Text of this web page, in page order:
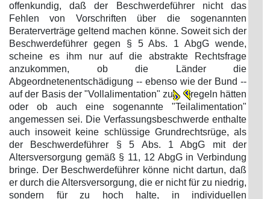
offenkundig, daß der Beschwerdeführer nicht das
Fehlen von Vorschriften über die sogenannten
Beraterverträge geltend machen könne. Soweit sich der
Beschwerdeführer gegen § 5 Abs. 1 AbgG wende,
scheine es ihm nur auf die abstrakte Rechtsfrage
anzukommen, ob die Länder die
Abgeordnetenentschädigung -- ebenso wie der Bund --
auf der Basis der "Vollalimentation" zu
regeln hätten
oder ob auch eine sogenannte "Teilalimentation"
angemessen sei. Die Verfassungsbeschwerde enthalte
auch insoweit keine schlüssige Grundrechtsrüge, als
der Beschwerdeführer § 5 Abs. 1 AbgG mit der
Altersversorgung gemäß § 11, 12 AbgG in Verbindung
bringe. Der Beschwerdeführer könne nicht dartun, daß
er durch die Altersversorgung, die er nicht für zu niedrig,
sondern für zu hoch halte, in individuellen